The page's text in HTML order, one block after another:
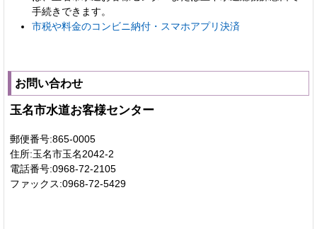
手続きできます。
市税や料金のコンビニ納付・スマホアプリ決済
お問い合わせ
玉名市水道お客様センター
郵便番号:865-0005
住所:玉名市玉名2042-2
電話番号:0968-72-2105
ファックス:0968-72-5429